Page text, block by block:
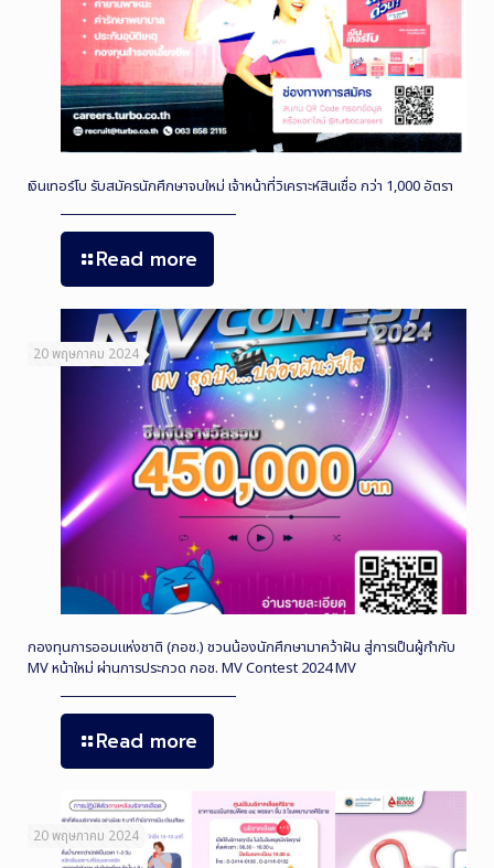
เงินเทอร์โบ รับสมัครนักศึกษาจบใหม่ เจ้าหน้าที่วิเคราะห์สินเชื่อ กว่า 1,000 อัตรา
Read more
20 พฤษภาคม 2024
กองทุนการออมแห่งชาติ (กอช.) ชวนน้องนักศึกษามาคว้าฝัน สู่การเป็นผู้กำกับ
MV หน้าใหม่ ผ่านการประกวด กอช. MV Contest 2024 MV
Read more
20 พฤษภาคม 2024